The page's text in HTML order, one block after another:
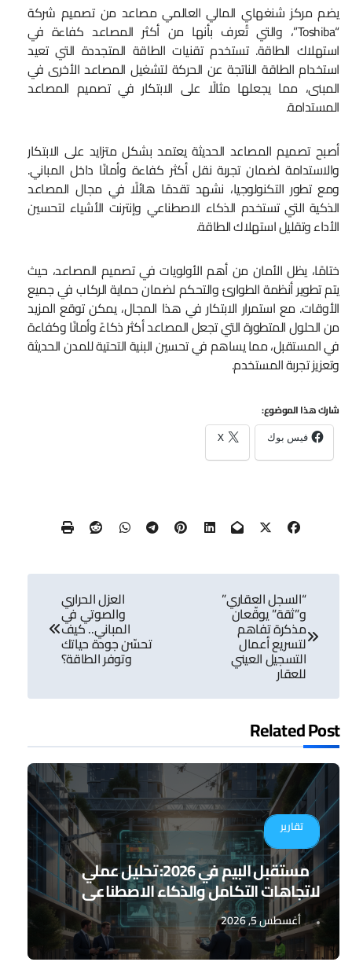
يضم مركز شنغهاي المالي العالمي مصاعد من تصميم شركة
“Toshiba”، والتي تُعرف بأنها من أكثر المصاعد كفاءة في
استهلاك الطاقة. تستخدم تقنيات الطاقة المتجددة التي تعيد
استخدام الطاقة الناتجة عن الحركة لتشغيل المصاعد الأخرى في
المبنى، مما يجعلها مثالًا على الابتكار في تصميم المصاعد
المستدامة.
أصبح تصميم المصاعد الحديثة يعتمد بشكل متزايد على الابتكار
والاستدامة لضمان تجربة نقل أكثر كفاءة وأمانًا داخل المباني.
ومع تطور التكنولوجيا، نشهد تقدمًا هائلًا في مجال المصاعد
الذكية التي تستخدم الذكاء الاصطناعي وإنترنت الأشياء لتحسين
الأداء وتقليل استهلاك الطاقة.
ختامًا، يظل الأمان من أهم الأولويات في تصميم المصاعد، حيث
يتم تطوير أنظمة الطوارئ والتحكم لضمان حماية الركاب في جميع
الأوقات. مع استمرار الابتكار في هذا المجال، يمكن توقع المزيد
من الحلول المتطورة التي تجعل المصاعد أكثر ذكاءً وأمانًا وكفاءة
في المستقبل، مما يساهم في تحسين البنية التحتية للمدن الحديثة
وتعزيز تجربة المستخدم.
شارك هذا الموضوع:
فيس بوك X
تصفّح
المقالات
“السجل العقاري”
و”ثقة” يوقّعان
مذكرة تفاهم
لتسريع أعمال
التسجيل العيني
للعقار
العزل الحراري
والصوتي في
المباني.. كيف
تحسّن جودة حياتك
وتوفر الطاقة؟
Related Post
تقارير
مستقبل البيم في 2026: تحليل عملي
لاتجاهات التكامل والذكاء الاصطناعي
أغسطس 5, 2026